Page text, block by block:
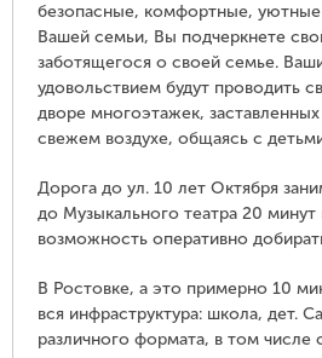
безопасные, комфортные, уютные
Вашей семьи, Вы подчеркнете
заботящегося о своей семье.
удовольствием будут проводить
дворе многоэтажек,
свежем воздухе, общаясь с
Дорога до ул. 10 лет Октября
до Музыкального театра 20
возможность оперативно
В Ростовке, а это примерно 10
вся инфраструктура: школа, дет.
различного формата, в том числе